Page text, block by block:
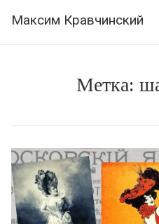
Максим Кравчинский
Метка: